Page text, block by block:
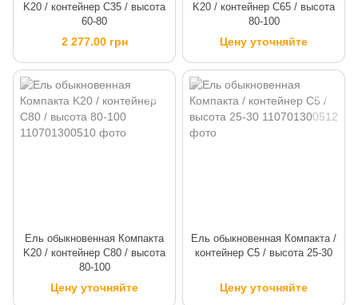
K20 / контейнер C35 / высота
60-80
2 277.00 грн
K20 / контейнер C65 / высота
80-100
Цену уточняйте
Ель обыкновенная Компакта
K20 / контейнер C80 / высота
80-100
Цену уточняйте
Ель обыкновенная Компакта /
контейнер C5 / высота 25-30
Цену уточняйте